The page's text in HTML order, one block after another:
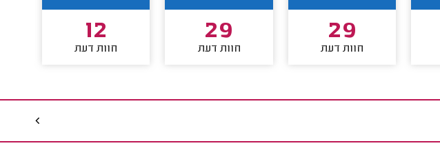
29
חוות דעת
29
חוות דעת
12
חוות דעת